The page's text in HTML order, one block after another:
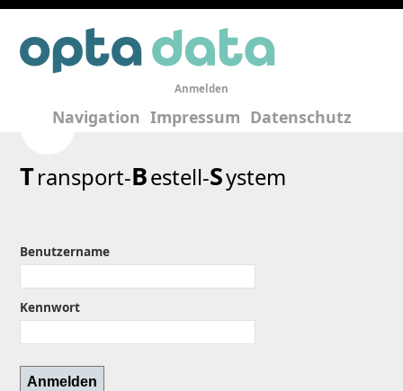
Anmelden
Navigation Impressum Datenschutz
Transport-Bestell-System
Benutzername
Kennwort
Anmelden